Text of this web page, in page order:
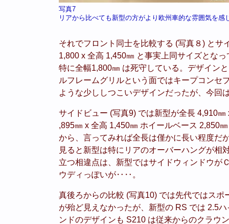
写真7
リアから比べても新型の方がより欧州車的な雰囲気を感
それでフロント同士を比較する (写真８) とサ
1,800 x 全高 1,450㎜ と事実上同サイズとな
特に全幅1,800㎜ は死守している。デザイン
ルフレームグリルという面ではキープコンセ
ような少ししつこいデザインだったが、今回
サイドビュー (写真9) では新型が全長 4,910
,895㎜ x 全高 1,450㎜ ホイールベース 2,850
から、言ってみれば全長は僅かに長い程度だ
見ると新型は特にリアのオーバーハングが相
立つ相違点は、新型ではサイドウィンドウが
ウディっぽいが‥‥。
真後ろからの比較 (写真10) では先代ではス
が殆ど見えなかったが、新型の RS では 2.5
ンドのデザインも S210 は従来からのクラウ